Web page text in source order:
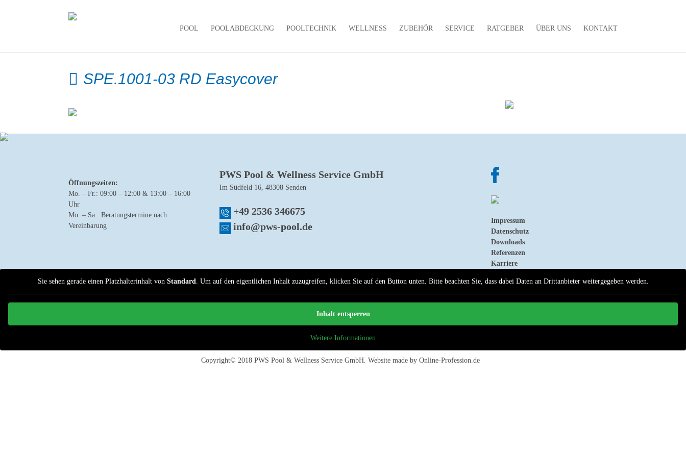
POOL POOLABDECKUNG POOLTECHNIK WELLNESS ZUBEHÖR SERVICE RATGEBER ÜBER UNS KONTAKT
SPE.1001-03 RD Easycover
Öffnungszeiten:
Mo. – Fr.: 09:00 – 12:00 & 13:00 – 16:00
Uhr
Mo. – Sa.: Beratungstermine nach
Vereinbarung
PWS Pool & Wellness Service GmbH
Im Südfeld 16, 48308 Senden
+49 2536 346675
info@pws-pool.de
Impressum
Datenschutz
Downloads
Referenzen
Karriere
Sie sehen gerade einen Platzhalterinhalt von Standard . Um auf den eigentlichen Inhalt zuzugreifen, klicken Sie auf den Button unten. Bitte beachten Sie, dass dabei Daten an Drittanbieter weitergegeben werden.
Inhalt entsperren
Weitere Informationen
Copyright© 2018 PWS Pool & Wellness Service GmbH. Website made by Online-Profession.de